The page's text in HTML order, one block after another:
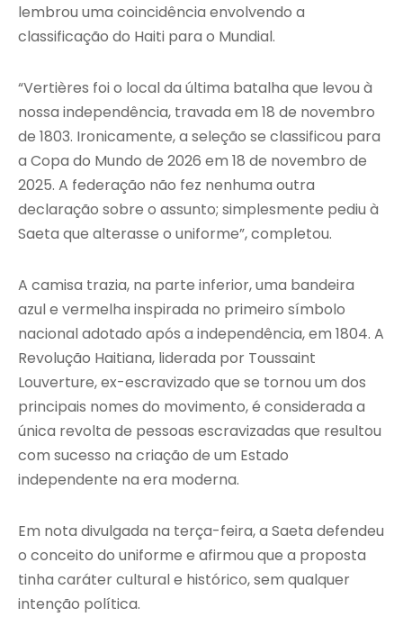
lembrou uma coincidência envolvendo a
classificação do Haiti para o Mundial.
“Vertières foi o local da última batalha que levou à
nossa independência, travada em 18 de novembro
de 1803. Ironicamente, a seleção se classificou para
a Copa do Mundo de 2026 em 18 de novembro de
2025. A federação não fez nenhuma outra
declaração sobre o assunto; simplesmente pediu à
Saeta que alterasse o uniforme”, completou.
A camisa trazia, na parte inferior, uma bandeira
azul e vermelha inspirada no primeiro símbolo
nacional adotado após a independência, em 1804. A
Revolução Haitiana, liderada por Toussaint
Louverture, ex-escravizado que se tornou um dos
principais nomes do movimento, é considerada a
única revolta de pessoas escravizadas que resultou
com sucesso na criação de um Estado
independente na era moderna.
Em nota divulgada na terça-feira, a Saeta defendeu
o conceito do uniforme e afirmou que a proposta
tinha caráter cultural e histórico, sem qualquer
intenção política.